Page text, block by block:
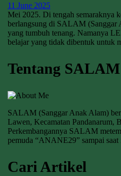
11 June 2025
Mei 2025. Di tengah semaraknya
berlangsung di SALAM (Sanggar
yang tumbuh tenang. Namanya
belajar yang tidak dibentuk untuk
Tentang SALAM
SALAM (Sanggar Anak Alam)
Lawen, Kecamatan Pandanarum,
Perkembangannya SALAM
pemuda “ANANE29” sampai saat
Cari Artikel